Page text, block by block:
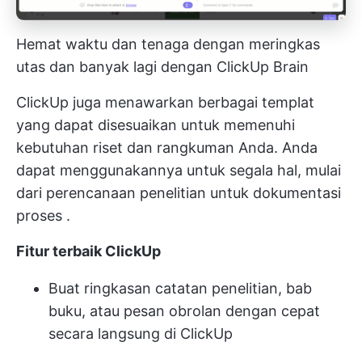
Hemat waktu dan tenaga dengan meringkas
utas dan banyak lagi dengan ClickUp Brain
ClickUp juga menawarkan berbagai templat
yang dapat disesuaikan untuk memenuhi
kebutuhan riset dan rangkuman Anda. Anda
dapat menggunakannya untuk segala hal, mulai
dari perencanaan penelitian untuk dokumentasi
proses .
Fitur terbaik ClickUp
Buat ringkasan catatan penelitian, bab
buku, atau pesan obrolan dengan cepat
secara langsung di ClickUp